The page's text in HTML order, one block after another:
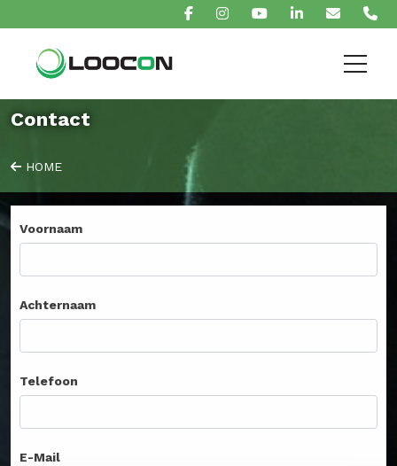
Contact
HOME
Voornaam
Achternaam
Telefoon
E-Mail